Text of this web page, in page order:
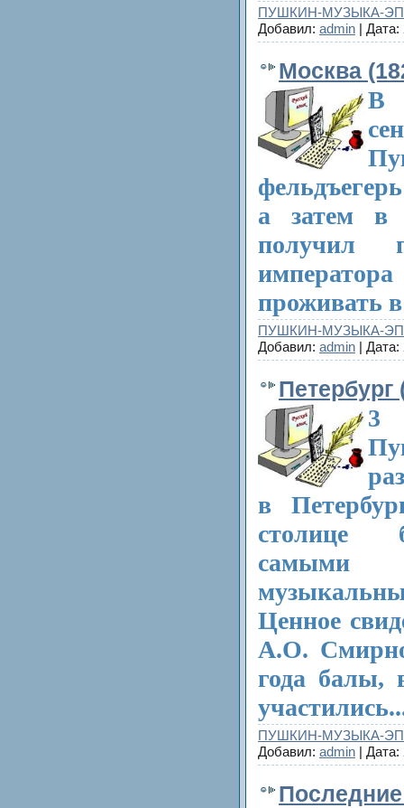
ПУШКИН-МУЗЫКА-
Добавил: admin | Дата:
Москва
В
а затем в
получил
проживать
ПУШКИН-МУЗЫКА-
Добавил: admin | Дата:
Петербург
3
в
столице
самыми
Ценное
А.О.
года балы,
ПУШКИН-МУЗЫКА-
Добавил: admin | Дата: